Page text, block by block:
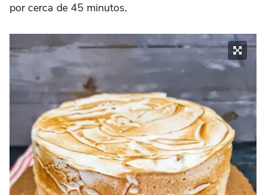
por cerca de 45 minutos.